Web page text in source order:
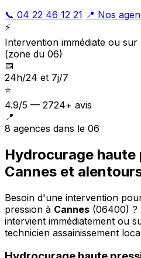
📞 04 22 46 12 21 📍 Nos
⚡
Intervention immédiate ou sur
(zone du 06)
📅
24h/24 et 7j/7
⭐
4.9/5 — 2724+ avis
📍
8 agences dans le 06
Hydrocurage haute
Cannes et
Besoin d'une intervention
pression à Cannes (06400) ?
intervient immédiatement ou
technicien assainissement